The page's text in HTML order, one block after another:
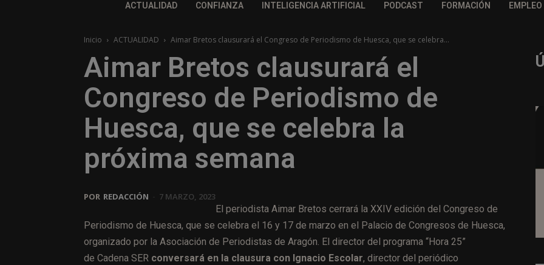
ACTUALIDAD CONFIANZA INTELIGENCIA ARTIFICIAL PODCAST FORMACIÓN EMPLEO
Inicio ACTUALIDAD Aimar Bretos clausurará el Congreso de Periodismo de Huesca, que se celebra...
Aimar Bretos clausurará el
Congreso de Periodismo de
Huesca, que se celebra la
próxima semana
POR REDACCIÓN 7 MARZO, 2023
El periodista Aimar Bretos cerrará la XXIV edición del Congreso de
Periodismo de Huesca, que se celebra el 16 y 17 de marzo en el Palacio de Congresos de Huesca,
organizado por la Asociación de Periodistas de Aragón. El director del programa “Hora 25”
de Cadena SER conversará en la clausura con Ignacio Escolar, director del periódico